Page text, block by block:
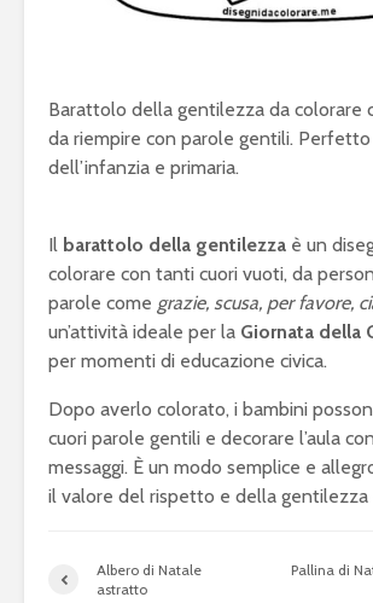
Barattolo della gentilezza da colorare
da riempire con parole gentili.
dell’infanzia e primaria.
Il barattolo della gentilezza è un
colorare con tanti cuori vuoti, da
parole come grazie, scusa, per favore,
un’attività ideale per la Giornata della
per momenti di educazione civica.
Dopo averlo colorato, i bambini
cuori parole gentili e decorare l’aula
messaggi. È un modo semplice e
il valore del rispetto e della gentilezza
Albero di Natale
astratto
Pallina di